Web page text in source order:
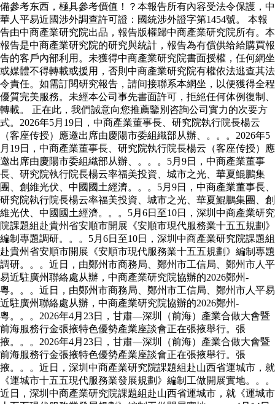
備參考东西，極具參考價值！？本報告所有內容受法令保護，中
華人平易近國涉外調查許可證：國統涉外證字第1454號。 本報
告由中商產業研究院出品，報告版權歸中商產業研究院所有。本
報告是中商產業研究院的研究與統計，報告為有償供给給購買報
告的客戶內部利用。未獲得中商產業研究院書面授權，任何網坐
或媒體不得轉載或援用，否則中商產業研究院有權依法逃查其法
令責任。如需訂閱研究報告，請间接聯系本網坐，以便獲得全程
優質完美服務。未經本公司事先書面許可，拒絕任何体例復制、
轉載。 正在此，我們誠意向您推薦鑒別咨詢公司實力的次要方
式。2026年5月19日，中商產業董事長、研究院執行院長楊云
（客座传授）應邀出席由慶陽市委組織部从辦、。。。2026年5
月19日，中商產業董事長、研究院執行院長楊云（客座传授）應
邀出席由慶陽市委組織部从辦、。。。5月9日，中商產業董事
長、研究院執行院長楊云率福美投資、城市之光、華夏鯤鵬集
團、創維光伏、中國國土經濟。。。5月9日，中商產業董事長、
研究院執行院長楊云率福美投資、城市之光、華夏鯤鵬集團、創
維光伏、中國國土經濟。。。5月6日至10日，深圳中商產業研究
院課題組赴貴州省安順市開展《安順市現代服務業十五五規劃》
編制專題調研。。。5月6日至10日，深圳中商產業研究院課題組
赴貴州省安順市開展《安順市現代服務業十五五規劃》編制專題
調研。。。近日，由鄭州市商務局、鄭州市工信局、鄭州市人平
易近駐廣州聯絡處从辦，中商產業研究院協辦的2026鄭州-
粵。。。近日，由鄭州市商務局、鄭州市工信局、鄭州市人平易
近駐廣州聯絡處从辦，中商產業研究院協辦的2026鄭州-
粵。。。2026年4月23日，甘肅—深圳（前海）產業合做大會暨
前海服務行金張掖特色優勢產業座談會正在張掖舉行。張
掖。。。2026年4月23日，甘肅—深圳（前海）產業合做大會暨
前海服務行金張掖特色優勢產業座談會正在張掖舉行。張
掖。。。近日，深圳中商產業研究院課題組赴山西省運城市，就
《運城市十五五現代服務業發展規劃》編制工做開展實地。。。
近日，深圳中商產業研究院課題組赴山西省運城市，就《運城市